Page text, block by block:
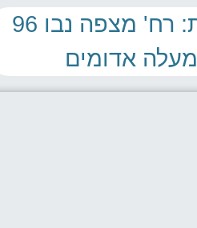
כתובת: רח' מצפה נבו 96
מעלה אדומים